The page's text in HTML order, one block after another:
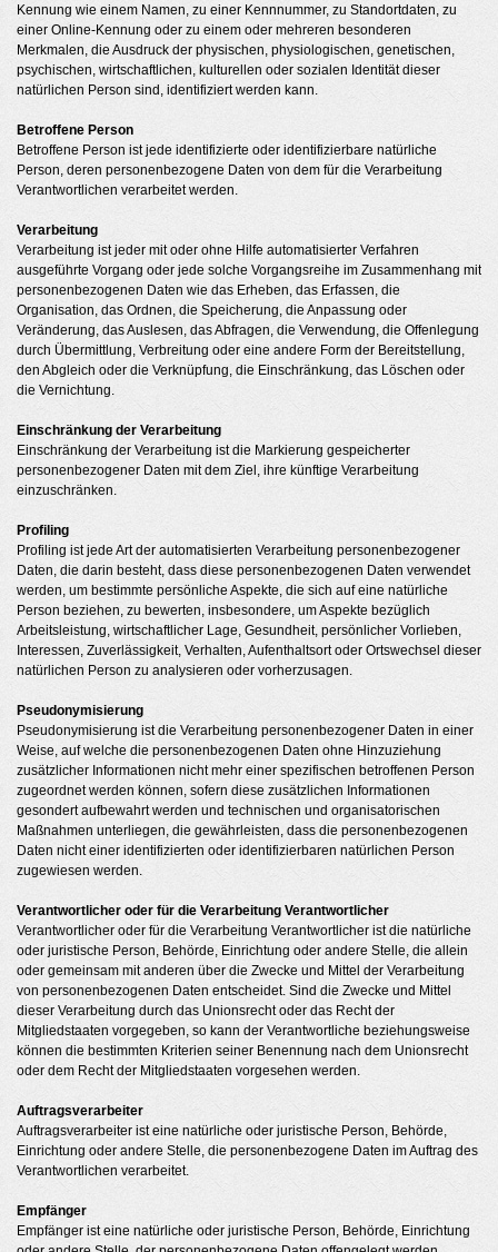
Kennung wie einem Namen, zu einer Kennnummer, zu Standortdaten, zu
einer Online-Kennung oder zu einem oder mehreren besonderen
Merkmalen, die Ausdruck der physischen, physiologischen, genetischen,
psychischen, wirtschaftlichen, kulturellen oder sozialen Identität dieser
natürlichen Person sind, identifiziert werden kann.
Betroffene Person
Betroffene Person ist jede identifizierte oder identifizierbare natürliche
Person, deren personenbezogene Daten von dem für die Verarbeitung
Verantwortlichen verarbeitet werden.
Verarbeitung
Verarbeitung ist jeder mit oder ohne Hilfe automatisierter Verfahren
ausgeführte Vorgang oder jede solche Vorgangsreihe im Zusammenhang mit
personenbezogenen Daten wie das Erheben, das Erfassen, die
Organisation, das Ordnen, die Speicherung, die Anpassung oder
Veränderung, das Auslesen, das Abfragen, die Verwendung, die Offenlegung
durch Übermittlung, Verbreitung oder eine andere Form der Bereitstellung,
den Abgleich oder die Verknüpfung, die Einschränkung, das Löschen oder
die Vernichtung.
Einschränkung der Verarbeitung
Einschränkung der Verarbeitung ist die Markierung gespeicherter
personenbezogener Daten mit dem Ziel, ihre künftige Verarbeitung
einzuschränken.
Profiling
Profiling ist jede Art der automatisierten Verarbeitung personenbezogener
Daten, die darin besteht, dass diese personenbezogenen Daten verwendet
werden, um bestimmte persönliche Aspekte, die sich auf eine natürliche
Person beziehen, zu bewerten, insbesondere, um Aspekte bezüglich
Arbeitsleistung, wirtschaftlicher Lage, Gesundheit, persönlicher Vorlieben,
Interessen, Zuverlässigkeit, Verhalten, Aufenthaltsort oder Ortswechsel dieser
natürlichen Person zu analysieren oder vorherzusagen.
Pseudonymisierung
Pseudonymisierung ist die Verarbeitung personenbezogener Daten in einer
Weise, auf welche die personenbezogenen Daten ohne Hinzuziehung
zusätzlicher Informationen nicht mehr einer spezifischen betroffenen Person
zugeordnet werden können, sofern diese zusätzlichen Informationen
gesondert aufbewahrt werden und technischen und organisatorischen
Maßnahmen unterliegen, die gewährleisten, dass die personenbezogenen
Daten nicht einer identifizierten oder identifizierbaren natürlichen Person
zugewiesen werden.
Verantwortlicher oder für die Verarbeitung Verantwortlicher
Verantwortlicher oder für die Verarbeitung Verantwortlicher ist die natürliche
oder juristische Person, Behörde, Einrichtung oder andere Stelle, die allein
oder gemeinsam mit anderen über die Zwecke und Mittel der Verarbeitung
von personenbezogenen Daten entscheidet. Sind die Zwecke und Mittel
dieser Verarbeitung durch das Unionsrecht oder das Recht der
Mitgliedstaaten vorgegeben, so kann der Verantwortliche beziehungsweise
können die bestimmten Kriterien seiner Benennung nach dem Unionsrecht
oder dem Recht der Mitgliedstaaten vorgesehen werden.
Auftragsverarbeiter
Auftragsverarbeiter ist eine natürliche oder juristische Person, Behörde,
Einrichtung oder andere Stelle, die personenbezogene Daten im Auftrag des
Verantwortlichen verarbeitet.
Empfänger
Empfänger ist eine natürliche oder juristische Person, Behörde, Einrichtung